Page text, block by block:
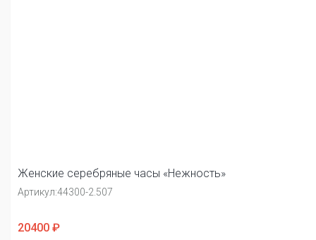
Женские серебряные часы «Нежность»
Артикул:44300-2.507
20400 ₽